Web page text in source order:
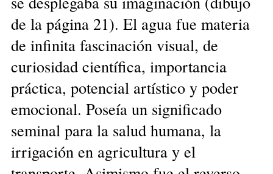
de la página 21). El agua fue materia
de infinita fascinación visual, de
curiosidad científica, importancia
práctica, potencial artístico y poder
emocional. Poseía un significado
seminal para la salud humana, la
irrigación en agricultura y el